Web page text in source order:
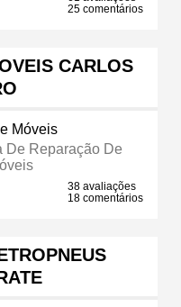
25 comentários
CARLOS
Móveis
De Reparação De
38 avaliações
18 comentários